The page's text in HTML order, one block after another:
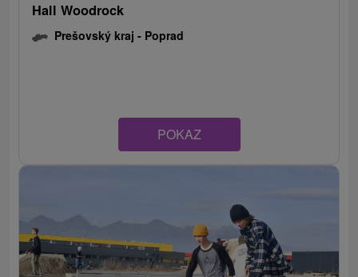
Hall Woodrock
Prešovský kraj - Poprad
POKAZ